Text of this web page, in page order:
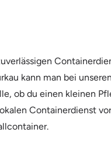
kann man bei
ob du einen kleinen
Containerdienst